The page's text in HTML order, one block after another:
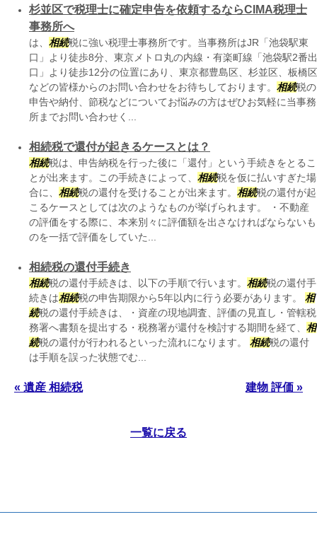
杉並区で税理士に確定申告を依頼するならCIMA税理士
事務所へ
は、 相続税に強い税理士事務所です。当事務所はJR「池袋駅東
口」より徒歩8分、東京メトロ丸の内線・有楽町線「池袋駅2番出
口」より徒歩12分の位置にあり、東京都豊島区、杉並区、板橋区
などの皆様からのお問い合わせをお待ちしております。 相続税の
申告や納付、節税などについてお悩みの方はぜひお気軽に当事務
所までお問い合わせく...
相続税で還付が起きるケースとは？
相続税は、申告納税を行った後に「還付」という手続きをとるこ
とが出来ます。この手続きによって、 相続税を仮に払いすぎた場
合に、 相続税の還付を受けることが出来ます。 相続税の還付が起
こるケースとしては次のようなものが挙げられます。 ・不動産
の評価をする際に、本来別々に評価額を出さなければならないも
のを一括で評価をしていた...
相続税の還付手続き
相続税の還付手続きは、以下の手順で行います。 相続税の還付手
続きは相続税の申告期限から5年以内に行う必要があります。 相
続税の還付手続きは、・資産の現地調査、評価の見直し・管轄税
務署へ書類を提出する・税務署が還付を検討する期間を経て、 相
続税の還付が行われるといった流れになります。 相続税の還付
は手順を誤った状態でむ...
« 遺産 相続税 建物 評価 »
一覧に戻る